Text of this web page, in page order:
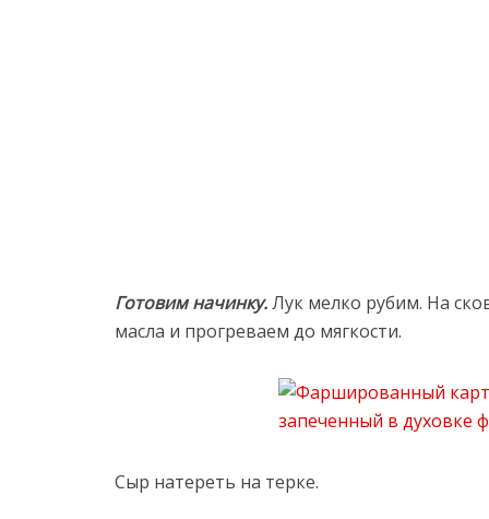
Готовим начинку.Лук мелко рубим. На
масла и прогреваем до мягкости.
Сыр натереть на терке.